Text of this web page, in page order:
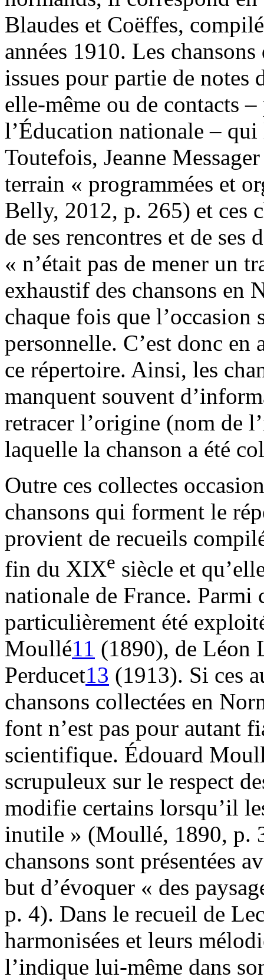
Blaudes et Coëffes,
années 1910. Les
issues pour partie de notes
elle-même ou de contacts
l’Éducation nationale –
Toutefois, Jeanne
terrain « programmées et
Belly, 2012, p. 265) et ces
de ses rencontres et de ses
« n’était pas de mener un
exhaustif des chansons en
chaque fois que l’occasion
personnelle. C’est donc en
ce répertoire. Ainsi, les
manquent souvent
retracer l’origine (nom de
laquelle la chanson a été
Outre ces collectes
chansons qui forment le
provient de recueils
fin du XIXe siècle et
nationale de France. Parmi
particulièrement été
Moullé11 (1890), de Léon
Perducet13 (1913). Si ces
chansons collectées en
font n’est pas pour autant
scientifique. Édouard
scrupuleux sur le respect
modifie certains lorsqu’il
inutile » (Moullé, 1890, p.
chansons sont présentées
but d’évoquer « des
p. 4). Dans le recueil de
harmonisées et leurs
l’indique lui-même dans